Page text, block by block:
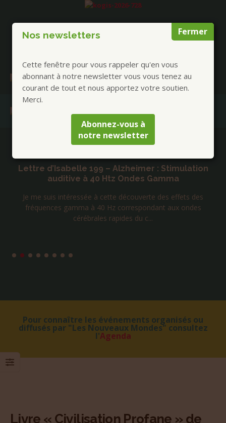
Fermer
Nos newsletters
Cette fenêtre pour vous rappeler qu'en vous
abonnant à notre newsletter vous vous tenez au
courant de tout et nous apportez votre soutien.
Merci.
Abonnez-vous à
notre newsletter
Publications à la Une !
Lettre d’Isabelle 199 – Alzheimer : Stimulation
auditive à 40 Htz Ondes Gamma
Je me suis intéressée à cette découverte des effets des
fréquences gamma à 40 Hz correspondant aux ondes
cérébrales rapides du c...
Pour connaître les événements organisés ou
diffusés par "Les Nouveaux Mondes" consultez
l'Agenda
Livre « Civilisation Profane » de